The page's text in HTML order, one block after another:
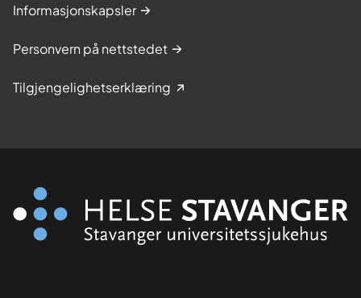
Informasjonskapsler
Personvern på nettstedet
Tilgjengelighetserklæring